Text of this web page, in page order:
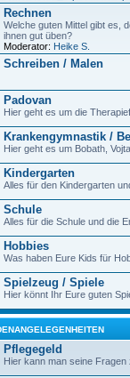
Rechnen
Welche guten Mittel gibt es,
ihnen gut üben?
Moderator: Heike S.
Schreiben / Malen
Padovan
Hier geht es um die
Krankengymnastik /
Hier geht es um Bobath,
Kindergarten
Alles für den Kindergarten
Schule
Alles für die Schule und die
Hobbies
Was haben Eure Kids für
Spielzeug / Spiele
Hier könnt Ihr Eure guten
Pflegegeld
Hier kann man seine Fragen